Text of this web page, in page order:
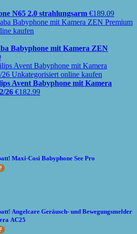
N65 2.0 strahlungsarm €189.09
Babyphone mit Kamera ZEN
Avent Babyphone mit Kamera
26 €182.99
Maxi-Cosi Babyphone See Pro
Angelcare Geräusch- und Bewegungsmelder
AC25